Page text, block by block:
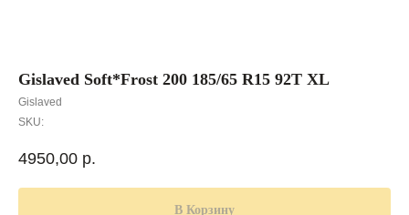
Gislaved Soft*Frost 200 185/65 R15 92T XL
Gislaved
SKU:
4950,00 р.
В Корзину